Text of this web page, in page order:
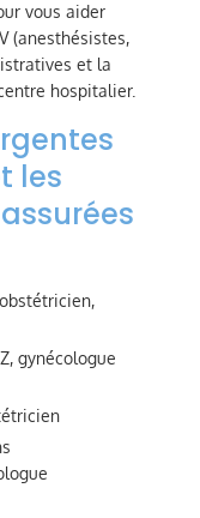
vous aider
(anesthésistes,
et la
hospitalier.
les
gynécologue